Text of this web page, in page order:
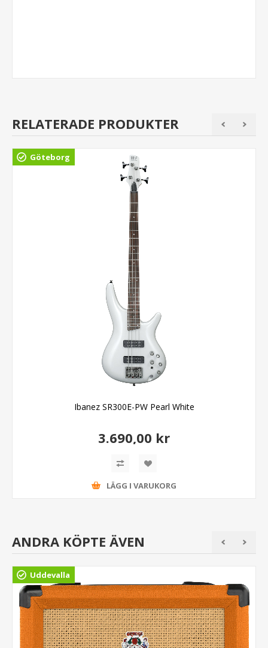
RELATERADE PRODUKTER
Göteborg
Ibanez SR300E-PW Pearl White
3.690,00 kr
LÄGG I VARUKORG
ANDRA KÖPTE ÄVEN
Uddevalla